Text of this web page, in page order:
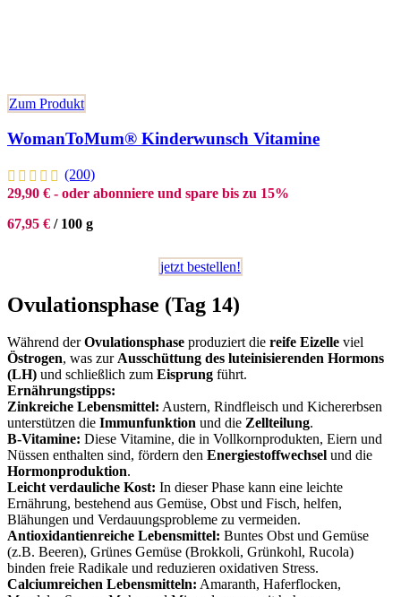
Zum Produkt
WomanToMum® Kinderwunsch Vitamine
(200)
29,90 € - oder abonniere und spare bis zu 15%
67,95 € / 100 g
jetzt bestellen!
Ovulationsphase (Tag 14)
Während derOvulationsphase produziert die reife Eizelle viel
Östrogen, was zurAusschüttung des luteinisierenden Hormons
(LH) und schließlich zum Eisprung führt.
Ernährungstipps:
Zinkreiche Lebensmittel: Austern, Rindfleisch und Kichererbsen
unterstützen die Immunfunktion und die Zellteilung.
B-Vitamine: Diese Vitamine, die in Vollkornprodukten, Eiern und
Nüssen enthalten sind, fördern den Energiestoffwechsel und die
Hormonproduktion.
Leicht verdauliche Kost: In dieser Phase kann eine leichte
Ernährung, bestehend aus Gemüse, Obst und Fisch, helfen,
Blähungen und Verdauungsprobleme zu vermeiden.
Antioxidantienreiche Lebensmittel: Buntes Obst und Gemüse
(z.B. Beeren), Grünes Gemüse (Brokkoli, Grünkohl, Rucola)
binden freie Radikale und reduzieren oxidativen Stress.
Calciumreichen Lebensmitteln: Amaranth, Haferflocken,